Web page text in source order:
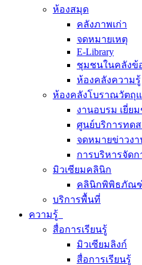
ห้องสมุด
คลังภาพเก่า
จดหมายเหตุ
E-Library
ชุมชนในคลังข้
ห้องคลังความรู้
ห้องคลังโบราณวัตถุ
งานอบรม เยี่ย
ศูนย์บริการทด
จดหมายข่าวง
การบริหารจัด
มิวเซียมคลินิก
คลินิกพิพิธภัณ
บริการพื้นที่
ความรู้
สื่อการเรียนรู้
มิวเซียมลิงก์
สื่อการเรียนรู้